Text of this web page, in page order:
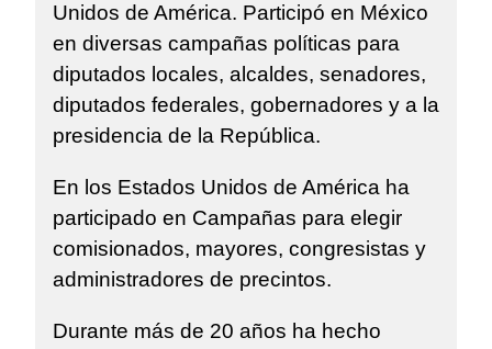
Unidos de América. Participó en México
en diversas campañas políticas para
diputados locales, alcaldes, senadores,
diputados federales, gobernadores y a la
presidencia de la República.
En los Estados Unidos de América ha
participado en Campañas para elegir
comisionados, mayores, congresistas y
administradores de precintos.
Durante más de 20 años ha hecho